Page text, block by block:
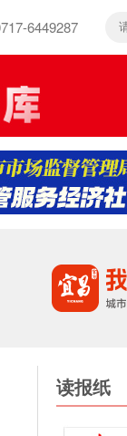
6449287
读报纸